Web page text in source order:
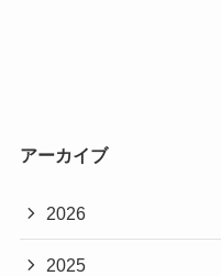
アーカイブ
2026
2025